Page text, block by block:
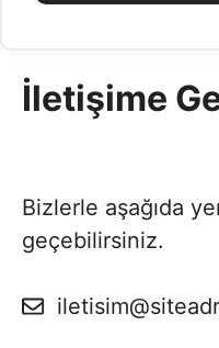
İletişime
Bizlerle aşağıda
geçebilirsiniz.